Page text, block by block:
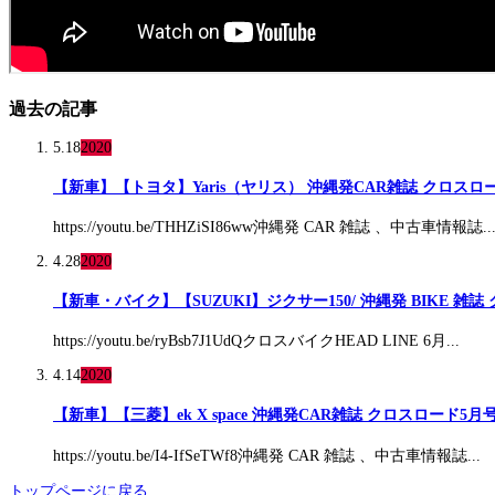
過去の記事
5.182020
【新車】【トヨタ】Yaris（ヤリス） 沖縄発CAR雑誌 クロスロ
https://youtu.be/THHZiSI86ww沖縄発 CAR 雑誌 、中古車情報誌...
4.282020
【新車・バイク】【SUZUKI】ジクサー150/ 沖縄発 BIKE 雑誌
https://youtu.be/ryBsb7J1UdQクロスバイクHEAD LINE 6月...
4.142020
【新車】【三菱】ek X space 沖縄発CAR雑誌 クロスロード5月
https://youtu.be/I4-IfSeTWf8沖縄発 CAR 雑誌 、中古車情報誌...
トップページに戻る